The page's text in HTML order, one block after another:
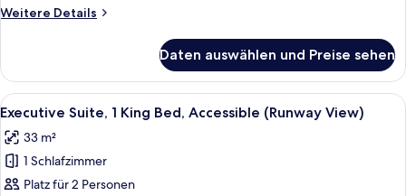
(Runway
Weitere Details
Weitere
Suite,
King
(Runway
View)
Daten auswählen und Preise sehen
Alle
Fotos
für
Executive
Suite,
Hochwertige Bettwaren,
7
Executive Suite, 1 King Bed, Accessible (Runway View)
33 m²
1 Schlafzimmer
Platz für 2 Personen